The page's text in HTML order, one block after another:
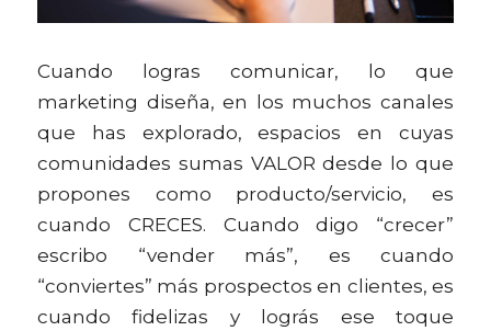
Cuando logras comunicar, lo que
marketing diseña, en los muchos canales
que has explorado, espacios en cuyas
comunidades sumas VALOR desde lo que
propones como producto/servicio, es
cuando CRECES. Cuando digo “crecer”
escribo “vender más”, es cuando
“conviertes” más prospectos en clientes, es
cuando fidelizas y lográs ese toque